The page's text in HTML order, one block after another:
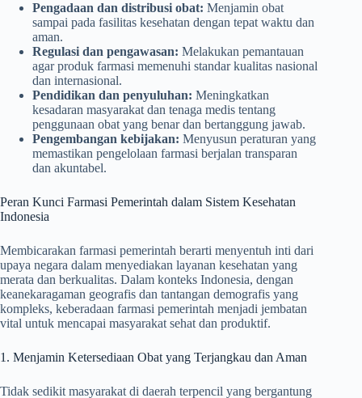
Pengadaan dan distribusi obat: Menjamin obat
sampai pada fasilitas kesehatan dengan tepat waktu dan
aman.
Regulasi dan pengawasan: Melakukan pemantauan
agar produk farmasi memenuhi standar kualitas nasional
dan internasional.
Pendidikan dan penyuluhan: Meningkatkan
kesadaran masyarakat dan tenaga medis tentang
penggunaan obat yang benar dan bertanggung jawab.
Pengembangan kebijakan: Menyusun peraturan yang
memastikan pengelolaan farmasi berjalan transparan
dan akuntabel.
Peran Kunci Farmasi Pemerintah dalam Sistem Kesehatan
Indonesia
Membicarakan farmasi pemerintah berarti menyentuh inti dari
upaya negara dalam menyediakan layanan kesehatan yang
merata dan berkualitas. Dalam konteks Indonesia, dengan
keanekaragaman geografis dan tantangan demografis yang
kompleks, keberadaan farmasi pemerintah menjadi jembatan
vital untuk mencapai masyarakat sehat dan produktif.
1. Menjamin Ketersediaan Obat yang Terjangkau dan Aman
Tidak sedikit masyarakat di daerah terpencil yang bergantung